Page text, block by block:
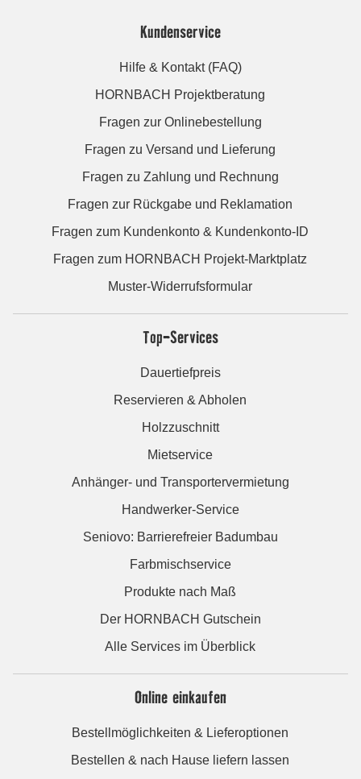
Kundenservice
Hilfe & Kontakt (FAQ)
HORNBACH Projektberatung
Fragen zur Onlinebestellung
Fragen zu Versand und Lieferung
Fragen zu Zahlung und Rechnung
Fragen zur Rückgabe und Reklamation
Fragen zum Kundenkonto & Kundenkonto-ID
Fragen zum HORNBACH Projekt-Marktplatz
Muster-Widerrufsformular
Top-Services
Dauertiefpreis
Reservieren & Abholen
Holzzuschnitt
Mietservice
Anhänger- und Transportervermietung
Handwerker-Service
Seniovo: Barrierefreier Badumbau
Farbmischservice
Produkte nach Maß
Der HORNBACH Gutschein
Alle Services im Überblick
Online einkaufen
Bestellmöglichkeiten & Lieferoptionen
Bestellen & nach Hause liefern lassen